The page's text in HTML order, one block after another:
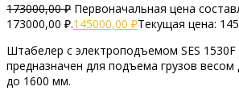
173000,00₽ Первоначальная цена
173000,00 ₽.145000,00 ₽Текущая цена:
Штабелер с электроподъемом SES 1530F
предназначен для подъема грузов весом
до 1600 мм.